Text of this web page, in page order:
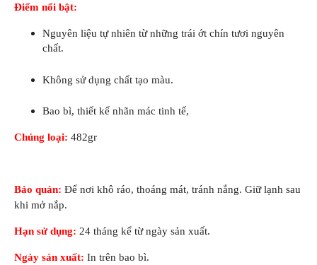
Điểm nổi bật:
Nguyên liệu tự nhiên từ những trái ớt chín tươi nguyên
chất.
Không sử dụng chất tạo màu.
Bao bì, thiết kế nhãn mác tinh tế,
Chủng loại: 482gr
Bảo quản: Để nơi khô ráo, thoáng mát, tránh nắng. Giữ lạnh sau
khi mở nắp.
Hạn sử dụng: 24 tháng kể từ ngày sản xuất.
Ngày sản xuất: In trên bao bì.